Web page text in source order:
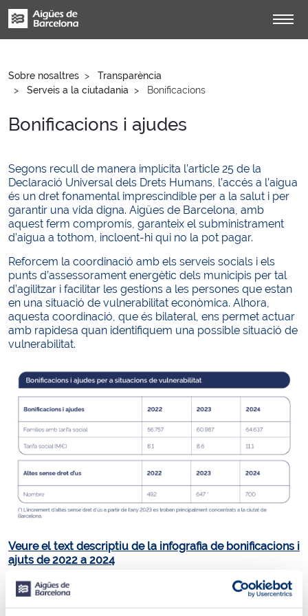
Sobre nosaltres
Transparència
Serveis a la ciutadania
Bonificacions
Bonificacions i ajudes
Segons recull de manera implícita l’article 25 de la
Declaració Universal dels Drets Humans, l’accés a l’aigua
és un dret fonamental imprescindible per a la salut i per
garantir una vida digna. Aigües de Barcelona, amb
aquest ferm compromís, garanteix el subministrament
d’aigua a tothom, incloent-hi qui no la pot pagar.
Reforcem la coordinació amb els serveis socials i els
punts d’assessorament energètic dels municipis per tal
d’agilitzar i facilitar les gestions a les persones que estan
en una situació de vulnerabilitat econòmica. Alhora,
aquesta coordinació, que és bilateral, ens permet actuar
amb rapidesa quan identifiquem una possible situació de
vulnerabilitat.
Veure el text descriptiu de la infografia de bonificacions i
ajuts de 2022 a 2024
Tipologia de bonificacions i ajudes